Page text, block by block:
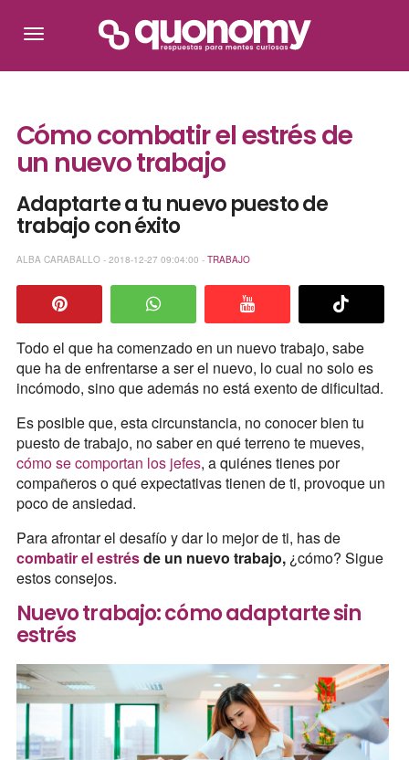
Cómo combatir el estrés de
un nuevo trabajo
Adaptarte a tu nuevo puesto de
trabajo con éxito
ALBA CARABALLO - 2018-12-27 09:04:00 - TRABAJO
Todo el que ha comenzado en un nuevo trabajo, sabe
que ha de enfrentarse a ser el nuevo, lo cual no solo es
incómodo, sino que además no está exento de dificultad.
Es posible que, esta circunstancia, no conocer bien tu
puesto de trabajo, no saber en qué terreno te mueves,
cómo se comportan los jefes, a quiénes tienes por
compañeros o qué expectativas tienen de ti, provoque un
poco de ansiedad.
Para afrontar el desafío y dar lo mejor de ti, has de
combatir el estrésde un nuevo trabajo,¿cómo? Sigue
estos consejos.
Nuevo trabajo: cómo adaptarte sin
estrés